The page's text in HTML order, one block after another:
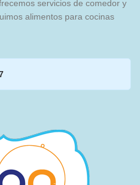
servicios de comedor y
alimentos para cocinas